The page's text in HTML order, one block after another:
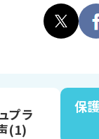
プラ
(1)
保